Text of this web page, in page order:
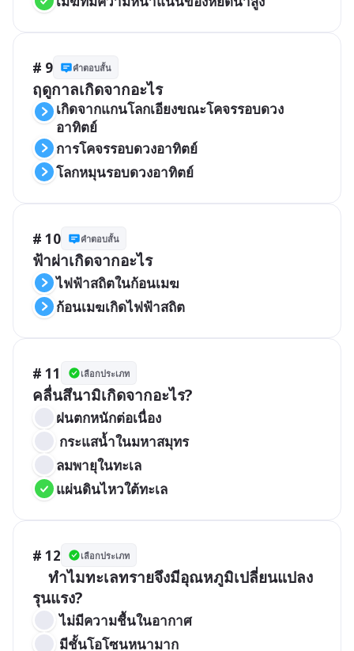
# 9 คำตอบสั้น
ฤดูกาลเกิดจากอะไร
เกิดจากแกนโลกเอียงขณะโคจรรอบดวง
อาทิตย์
การโคจรรอบดวงอาทิตย์
โลกหมุนรอบดวงอาทิตย์
# 10 คำตอบสั้น
ฟ้าผ่าเกิดจากอะไร
ไฟฟ้าสถิตในก้อนเมฆ
ก้อนเมฆเกิดไฟฟ้าสถิต
# 11 เลือกประเภท
ฝนตกหนักต่อเนื่อง
กระแสน้ำในมหาสมุทร
ลมพายุในทะเล
แผ่นดินไหวใต้ทะเล
# 12 เลือกประเภท
ไม่มีความชื้นในอากาศ
มีชั้นโอโซนหนามาก